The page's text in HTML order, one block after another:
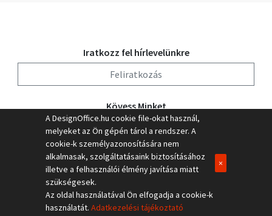
Iratkozz fel hírlevelünkre
Feliratkozás
Kövess Minket
A DesignOffice.hu cookie file-okat használ,
melyeket az Ön gépén tárol a rendszer. A
cookie-k személyazonosítására nem
alkalmasak, szolgáltatásaink biztosításához
illetve a felhasználói élmény javítása miatt
szükségesek.
Az oldal használatával Ön elfogadja a cookie-k
használatát. Adatkezelési tájékoztató
×
Europadesign © 2021 | All rights reserved